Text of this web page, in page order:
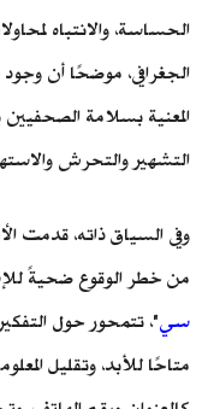
الحساسة، والانتباه
الجغرافي، موضحًا أن
المعنية بسلامة
التشهير والتحرش
وفي السياق ذاته، قدمت
من خطر الوقوع ضحيةً
سي"، تتمحور حول
متاحًا للأبد، وتقليل